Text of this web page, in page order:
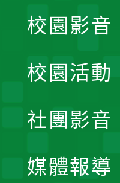
校園影音
校園活動
社團影音
媒體報導